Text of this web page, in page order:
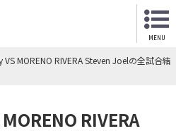
MENU
VS MORENO RIVERA Steven Joelの全試合結
RIVERA